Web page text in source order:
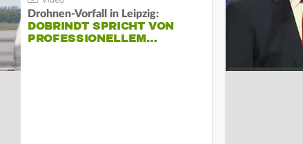
Drohnen-Vorfall in Leipzig:
DOBRINDT SPRICHT VON
PROFESSIONELLEM…